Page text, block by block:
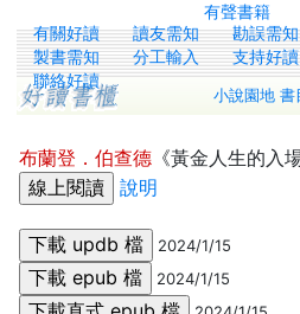
有聲書籍
有關好讀 讀友需知
勘誤需知
製書需知
分工輸入
支持好讀
聯絡好讀
小說園地 書
布蘭登．伯查德 《黃金人生的入
說明
2024/1/15
2024/1/15